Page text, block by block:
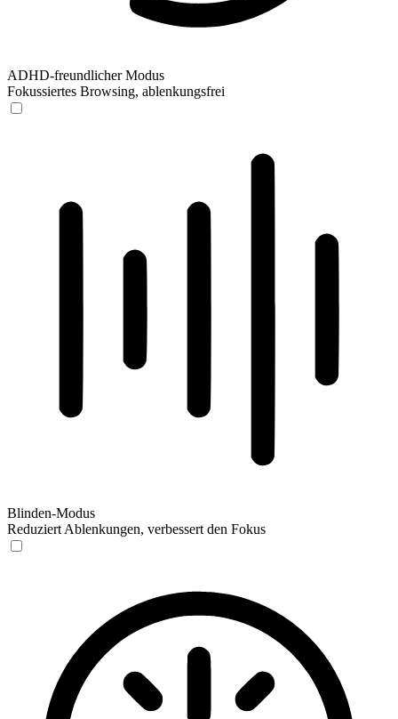
ADHD-freundlicher Modus
Fokussiertes Browsing, ablenkungsfrei
Blinden-Modus
Reduziert Ablenkungen, verbessert den Fokus